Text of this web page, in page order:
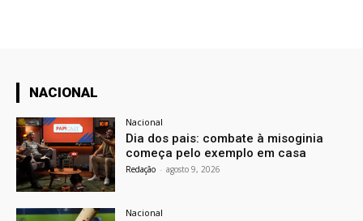
NACIONAL
Nacional
Dia dos pais: combate à misoginia
começa pelo exemplo em casa
Redação - agosto 9, 2026
Nacional